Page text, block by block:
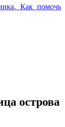
Как помочь
острова